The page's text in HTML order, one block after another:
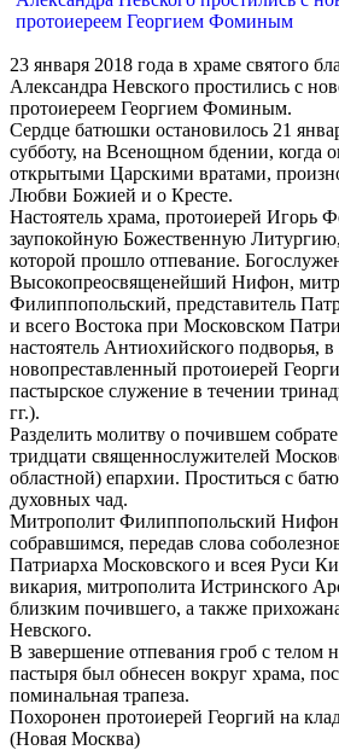
23 января 2018 года в храме святого
Александра Невского простились с
протоиереем Георгием Фоминым.
Сердце батюшки остановилось 21
субботу, на Всенощном бдении, когда
открытыми Царскими вратами,
Любви Божией и о Кресте.
Настоятель храма, протоиерей Игорь
заупокойную Божественную
которой прошло отпевание.
Высокопреосвященейший Нифон,
Филиппопольский, представитель
и всего Востока при Московском
настоятель Антиохийского подворья,
новопреставленный протоиерей
пастырское служение в течении
гг.).
Разделить молитву о почившем
тридцати священнослужителей
областной) епархии. Проститься с
духовных чад.
Митрополит Филиппопольский Нифон
собравшимся, передав слова
Патриарха Московского и всея Руси
викария, митрополита Истринского
близким почившего, а также
Невского.
В завершение отпевания гроб с телом
пастыря был обнесен вокруг храма,
поминальная трапеза.
Похоронен протоиерей Георгий на
(Новая Москва)